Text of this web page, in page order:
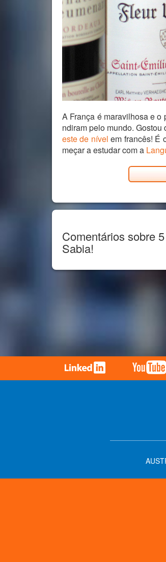
A França é maravilhosa e
ndiram pelo mundo.
este de nível em francês! É
meçar a estudar com a
Comentários sobre
Sabia!